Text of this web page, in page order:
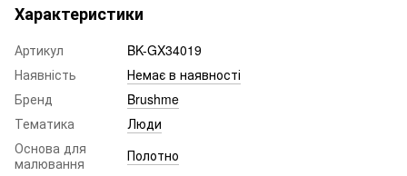
Характеристики
Артикул
BK-GX34019
Наявність
Немає в наявності
Бренд
Brushme
Тематика
Люди
Основа для
малювання
Полотно